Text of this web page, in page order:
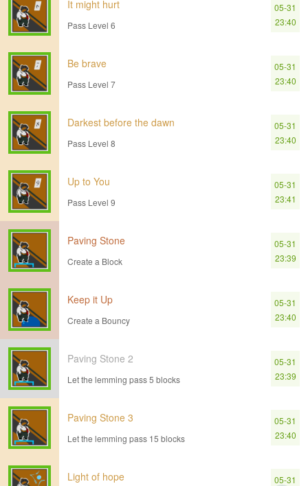
It might hurt
Pass Level 6
05-31
23:40
Be brave
Pass Level 7
05-31
23:40
Darkest before the dawn
Pass Level 8
05-31
23:40
Up to You
Pass Level 9
05-31
23:41
Paving Stone
Create a Block
05-31
23:39
Keep it Up
Create a Bouncy
05-31
23:40
Paving Stone 2
Let the lemming pass 5 blocks
05-31
23:39
Paving Stone 3
Let the lemming pass 15 blocks
05-31
23:40
Light of hope 05-31